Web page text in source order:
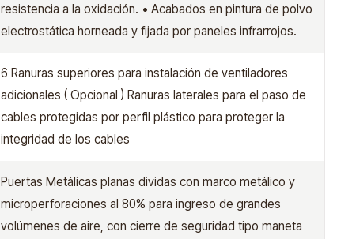
resistencia a la oxidación. • Acabados en pintura de polvo
electrostática horneada y fijada por paneles infrarrojos.
6 Ranuras superiores para instalación de ventiladores
adicionales ( Opcional ) Ranuras laterales para el paso de
cables protegidas por perfil plástico para proteger la
integridad de los cables
Puertas Metálicas planas dividas con marco metálico y
microperforaciones al 80% para ingreso de grandes
volúmenes de aire, con cierre de seguridad tipo maneta